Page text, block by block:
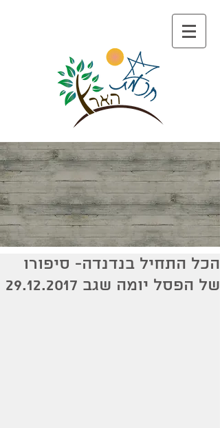
הכל התחיל בנדנדה- סיפורו
של הפסל יומה שגב 29.12.2017